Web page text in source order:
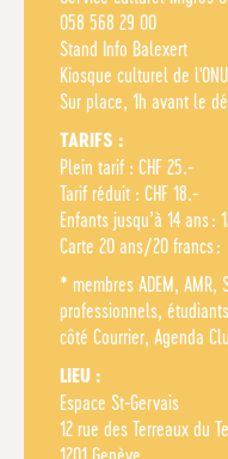
058 568 29 00
Stand Info Balexert
Kiosque culturel de
Sur place, 1h avant le
TARIFS :
Plein tarif : CHF 25.-
Tarif réduit : CHF 18.-
Enfants jusqu’à 14 ans :
Carte 20 ans/20 francs
* membres ADEM, AMR,
professionnels,
côté Courrier, Agenda
LIEU :
Espace St-Gervais
12 rue des Terreaux du